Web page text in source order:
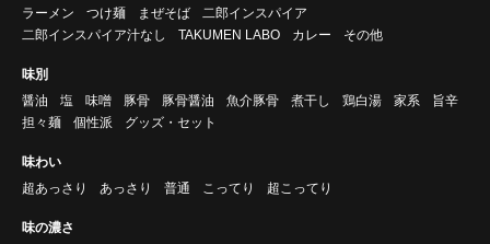
ラーメン
つけ麺 まぜそば
二郎インスパイア
二郎インスパイア汁なし
TAKUMEN LABO カレー その他
味別
醤油
塩 味噌 豚骨 豚骨醤油 魚介豚骨 煮干し 鶏白湯 家系
旨辛
担々麺
個性派 グッズ・セット
味わい
超あっさり
あっさり 普通 こってり 超こってり
味の濃さ